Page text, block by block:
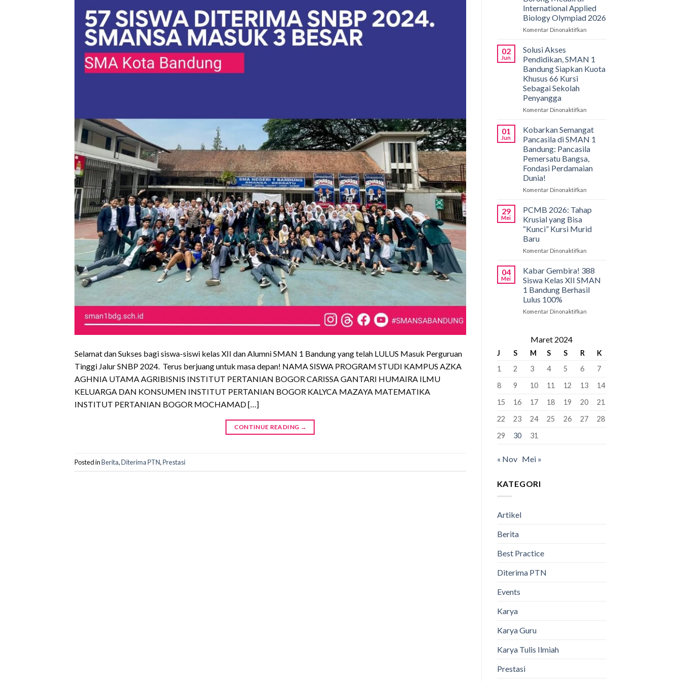
Selamat dan Sukses bagi siswa-siswi kelas XII dan Alumni SMAN 1 Bandung yang telah LULUS Masuk Perguruan
Tinggi Jalur SNBP 2024. Terus berjuang untuk masa depan! NAMA SISWA PROGRAM STUDI KAMPUS AZKA
AGHNIA UTAMA AGRIBISNIS INSTITUT PERTANIAN BOGOR CARISSA GANTARI HUMAIRA ILMU
KELUARGA DAN KONSUMEN INSTITUT PERTANIAN BOGOR KALYCA MAZAYA MATEMATIKA
INSTITUT PERTANIAN BOGOR MOCHAMAD […]
CONTINUE READING →
Posted inBerita,Diterima PTN,Prestasi
International Applied
Biology Olympiad 2026
Komentar Dinonaktifkan
Bali!
Siswa
SMAN
Applied
Biology
Olympiad
2026
02
Jun
Solusi Akses
Pendidikan, SMAN 1
Bandung Siapkan Kuota
Khusus 66 Kursi
Sebagai Sekolah
Penyangga
Komentar Dinonaktifkan
Akses
Pendidikan,
SMAN
1
Bandung
Siapkan
Sebagai
Penyangga
01
Jun
Kobarkan Semangat
Pancasila di SMAN 1
Bandung: Pancasila
Pemersatu Bangsa,
Fondasi Perdamaian
Dunia!
Komentar Dinonaktifkan
Pancasila
SMAN
Pemersatu
Fondasi
Perdamaian
29
Mei
PCMB 2026: Tahap
Krusial yang Bisa
“Kunci” Kursi Murid
Baru
Komentar Dinonaktifkan
2026:
Tahap
Krusial
yang
04
Mei
Kabar Gembira! 388
Siswa Kelas XII SMAN
1 Bandung Berhasil
Lulus 100%
Komentar Dinonaktifkan
Kelas
SMAN
Bandung
Lulus
100%
Maret 2024
J S M S S R
K
1
2 3 4 5 6
7
8
9 10 11 12 13
14
15
16 17 18 19 20
21
22
23 24 25 26 27
28
29
30 31
« Nov Mei »
KATEGORI
Artikel
Berita
Best Practice
Diterima PTN
Events
Karya
Karya Guru
Karya Tulis Ilmiah
Prestasi